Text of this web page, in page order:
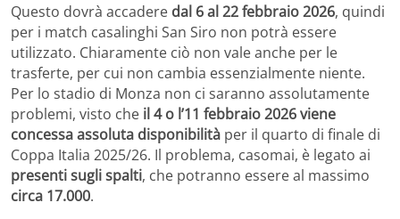
Questo dovrà accadere dal 6 al 22 febbraio 2026, quindi
per i match casalinghi San Siro non potrà essere
utilizzato. Chiaramente ciò non vale anche per le
trasferte, per cui non cambia essenzialmente niente.
Per lo stadio di Monza non ci saranno assolutamente
problemi, visto che il 4 o l’11 febbraio 2026 viene
concessa assoluta disponibilità per il quarto di finale di
Coppa Italia 2025/26. Il problema, casomai, è legato ai
presenti sugli spalti, che potranno essere al massimo
circa 17.000.